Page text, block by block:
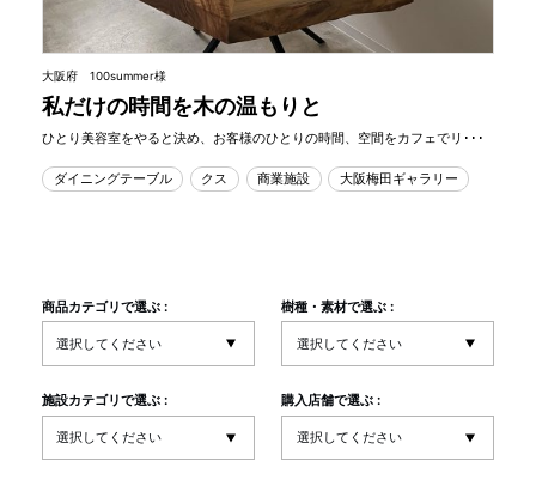
大阪府 100summer様
私だけの時間を木の温もりと
ひとり美容室をやると決め、お客様のひとりの時間、空間をカフェでリ･･･
ダイニングテーブル クス 商業施設 大阪梅田ギャラリー
商品カテゴリで選ぶ : 樹種・素材で選ぶ :
施設カテゴリで選ぶ : 購入店舗で選ぶ :